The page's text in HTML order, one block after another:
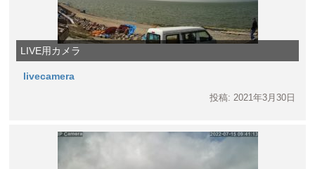
LIVE用カメラ
livecamera
投稿: 2021年3月30日